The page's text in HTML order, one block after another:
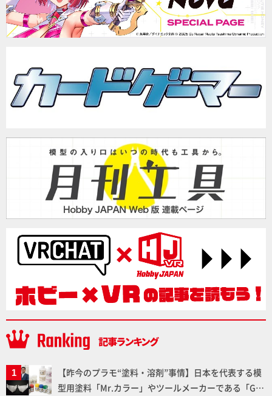
【昨今のプラモ“塗料・溶剤”事情】日本を代表する模
型用塗料「Mr.カラー」やツールメーカーである「GSI